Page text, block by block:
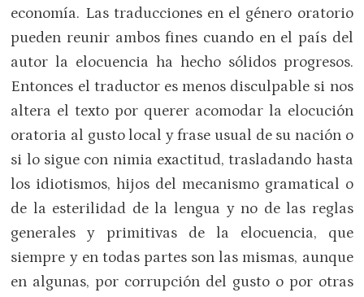
economía. Las traducciones en el género oratorio
pueden reunir ambos fines cuando en el país del
autor la elocuencia ha hecho sólidos progresos.
Entonces el traductor es menos disculpable si nos
altera el texto por querer acomodar la elocución
oratoria al gusto local y frase usual de su nación o
si lo sigue con nimia exactitud, trasladando hasta
los idiotismos, hijos del mecanismo gramatical o
de la esterilidad de la lengua y no de las reglas
generales y primitivas de la elocuencia, que
siempre y en todas partes son las mismas, aunque
en algunas, por corrupción del gusto o por otras